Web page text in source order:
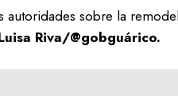
sobre la
Riva/@gobguárico.